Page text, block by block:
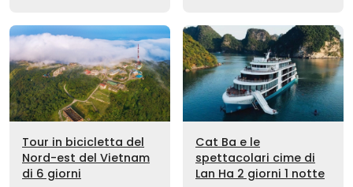
Tour in bicicletta del
Nord-est del Vietnam
di 6 giorni
Cat Ba e le
spettacolari cime di
Lan Ha 2 giorni 1 notte